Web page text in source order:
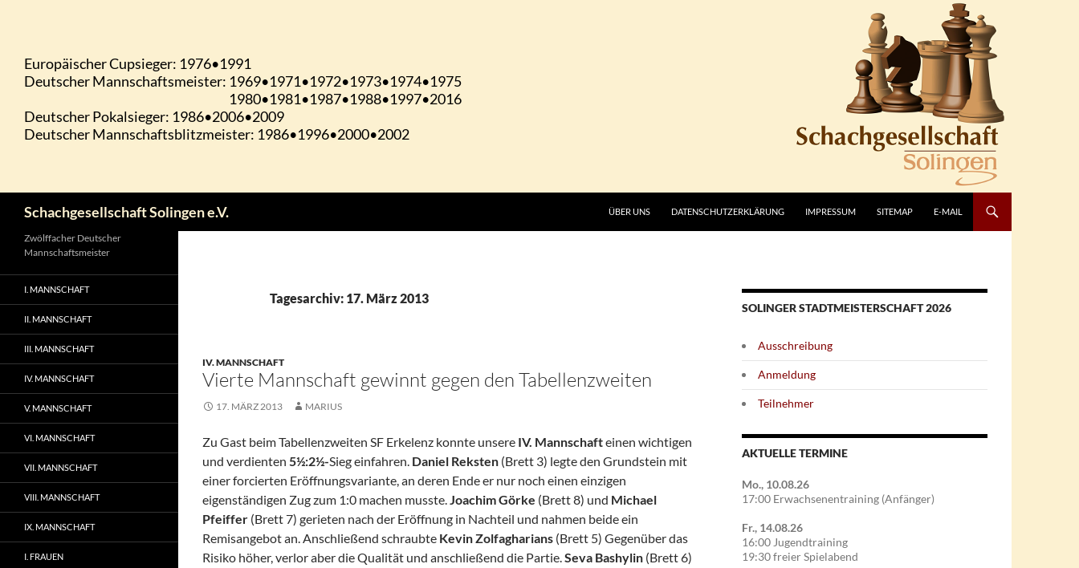
Schachgesellschaft Solingen e.V. ÜBER UNS DATENSCHUTZERKLÄRUNG IMPRESSUM SITEMAP E-MAIL
Tagesarchiv: 17. März 2013
IV. MANNSCHAFT
Vierte Mannschaft gewinnt gegen den Tabellenzweiten
17. MÄRZ 2013 MARIUS
Zu Gast beim Tabellenzweiten SF Erkelenz konnte unsere IV. Mannschafteinen wichtigen
und verdienten 5½:2½-Sieg einfahren. Daniel Reksten (Brett 3) legte den Grundstein mit
einer forcierten Eröffnungsvariante, an deren Ende er nur noch einen einzigen
eigenständigen Zug zum 1:0 machen musste.Joachim Görke (Brett 8) und Michael
Pfeiffer (Brett 7) gerieten nach der Eröffnung in Nachteil und nahmen beide ein
Remisangebot an. Anschließend schraubte Kevin Zolfagharians (Brett 5) Gegenüber das
Risiko höher, verlor aber die Qualität und anschließend die Partie.Seva Bashylin (Brett 6)
SOLINGER STADTMEISTERSCHAFT 2026
Ausschreibung
Anmeldung
Teilnehmer
AKTUELLE TERMINE
Mo., 10.08.26
17:00 Erwachsenentraining (Anfänger)
Fr., 14.08.26
16:00 Jugendtraining
19:30 freier Spielabend
Zwölffacher Deutscher
Mannschaftsmeister
I. MANNSCHAFT
II. MANNSCHAFT
III. MANNSCHAFT
IV. MANNSCHAFT
V. MANNSCHAFT
VI. MANNSCHAFT
VII. MANNSCHAFT
VIII. MANNSCHAFT
IX. MANNSCHAFT
I. FRAUEN